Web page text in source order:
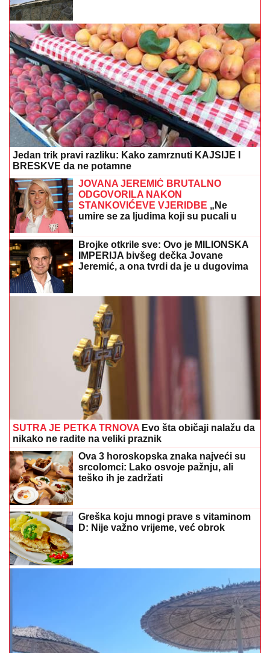
Jedan trik pravi razliku: Kako zamrznuti KAJSIJE I
BRESKVE da ne potamne
JOVANA JEREMIĆ BRUTALNO
ODGOVORILA NAKON
STANKOVIĆEVE VJERIDBE „Ne
umire se za ljudima koji su pucali u
Brojke otkrile sve: Ovo je MILIONSKA
IMPERIJA bivšeg dečka Jovane
Jeremić, a ona tvrdi da je u dugovima
SUTRA JE PETKA TRNOVA Evo šta običaji nalažu da
nikako ne radite na veliki praznik
Ova 3 horoskopska znaka najveći su
srcolomci: Lako osvoje pažnju, ali
teško ih je zadržati
Greška koju mnogi prave s vitaminom
D: Nije važno vrijeme, već obrok